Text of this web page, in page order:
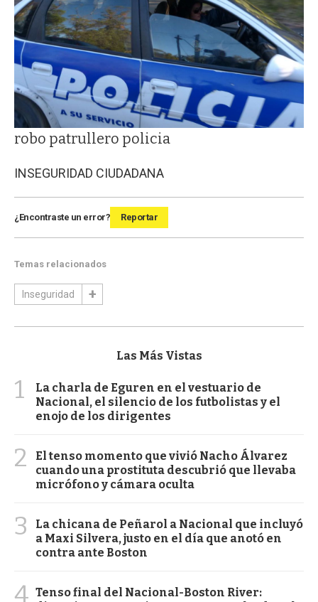
robo patrullero policia
INSEGURIDAD CIUDADANA
¿Encontraste un error? Reportar
Temas relacionados
Inseguridad
Las Más Vistas
1
La charla de Eguren en el vestuario de
Nacional, el silencio de los futbolistas y el
enojo de los dirigentes
2
El tenso momento que vivió Nacho Álvarez
cuando una prostituta descubrió que llevaba
micrófono y cámara oculta
3
La chicana de Peñarol a Nacional que incluyó
a Maxi Silvera, justo en el día que anotó en
contra ante Boston
4 Tenso final del Nacional-Boston River: